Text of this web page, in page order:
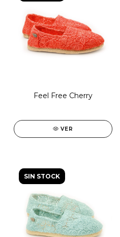
Feel Free Cherry
VER
SIN STOCK